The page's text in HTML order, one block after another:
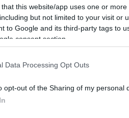
that this website/app uses one or
but not limited to your visit or
to Google and its third-party tags to
consent section.
Data Processing Opt Outs
opt-out of the Sharing of my personal
kollagénre épül, a